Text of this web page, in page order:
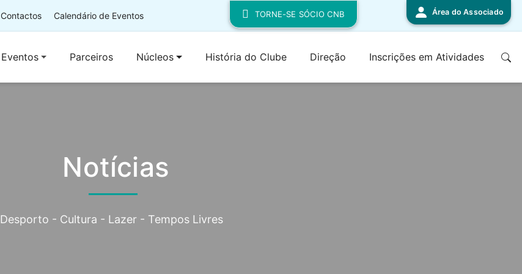
Contactos Calendário de Eventos Área do Associado
Eventos Parceiros Núcleos História do Clube Direção Inscrições em Atividades
TORNE-SE SÓCIO CNB
Notícias
Desporto - Cultura - Lazer - Tempos Livres